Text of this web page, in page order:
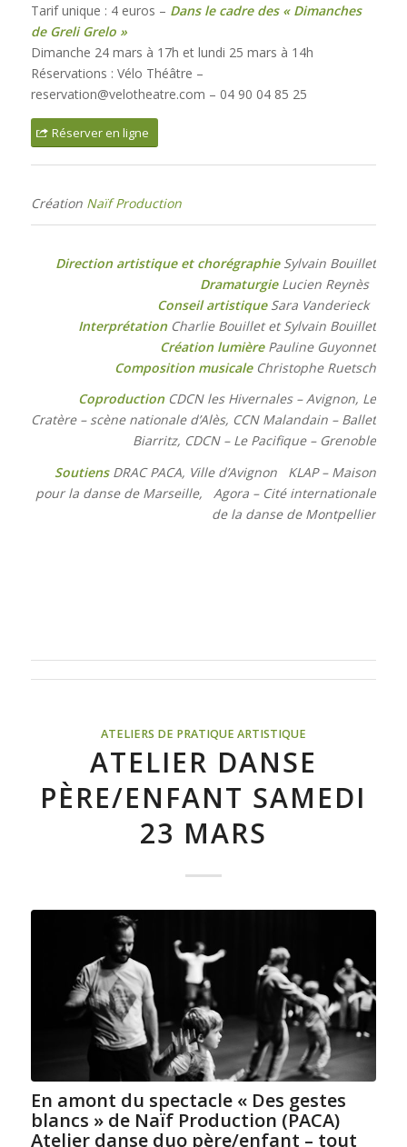
Tarif unique : 4 euros – Dans le cadre des « Dimanches
de Greli Grelo »
Dimanche 24 mars à 17h et lundi 25 mars à 14h
Réservations : Vélo Théâtre –
reservation@velotheatre.com – 04 90 04 85 25
Réserver en ligne
Création Naïf Production
Direction artistique et chorégraphieSylvain Bouillet
DramaturgieLucien Reynès
Conseil artistiqueSara Vanderieck
Interprétation Charlie Bouillet et Sylvain Bouillet
Création lumièrePauline Guyonnet
Composition musicaleChristophe Ruetsch
Coproduction CDCN les Hivernales – Avignon, Le
Cratère – scène nationale d’Alès, CCN Malandain – Ballet
Biarritz, CDCN – Le Pacifique – Grenoble
SoutiensDRAC PACA, Ville d’Avignon KLAP – Maison
pour la danse de Marseille, Agora – Cité internationale
de la danse de Montpellier
ATELIERS DE PRATIQUE ARTISTIQUE
ATELIER DANSE
PÈRE/ENFANT SAMEDI
23 MARS
En amont du spectacle « Des gestes
blancs » de Naïf Production (PACA)
Atelier danse duo père/enfant – tout